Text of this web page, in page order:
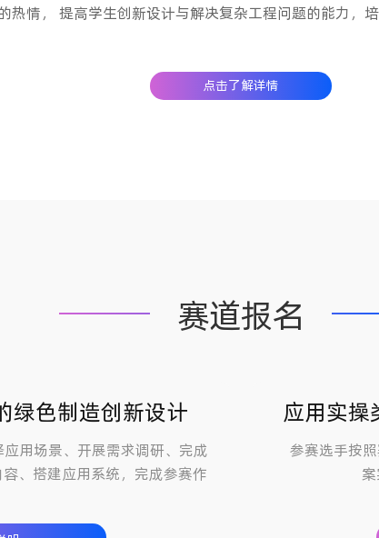
热情， 提高学生创新设计与解决复杂工程问题的能力，
点击了解详情
赛道报名
绿色制造创新设计
用场景、开展需求调研、完成
、搭建应用系统，完成参赛作
应用实操
参赛选手按